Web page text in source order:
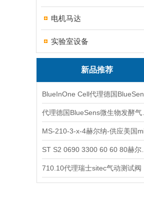
电机马达
实验室设备
新品推荐
710.10代理瑞士sitec气动测试阀